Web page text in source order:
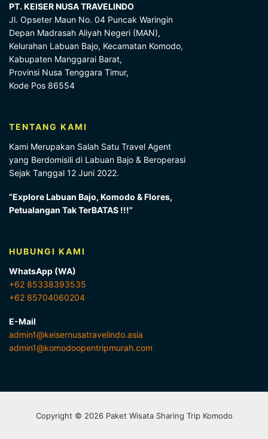
PT. KEISER NUSA TRAVELINDO
Jl. Opseter Maun No. 04 Puncak Waringin
Depan Madrasah Aliyah Negeri (MAN),
Kelurahan Labuan Bajo, Kecamatan Komodo,
Kabupaten Manggarai Barat,
Provinsi Nusa Tenggara Timur,
Kode Pos 86554
TENTANG KAMI
Kami Merupakan Salah Satu Travel Agent
yang Berdomisili di Labuan Bajo & Beroperasi
Sejak Tanggal 12 Juni 2022.
“Explore Labuan Bajo, Komodo & Flores,
Petualangan Tak TerBATAS !!!”
HUBUNGI KAMI
WhatsApp (WA)
+62 85338393535
+62 85704060204
E-Mail
admin1@keisernusatravelindo.asia
admin1@komodoopentripmurah.com
Copyright © 2026 Paket Wisata Sharing Trip Komodo